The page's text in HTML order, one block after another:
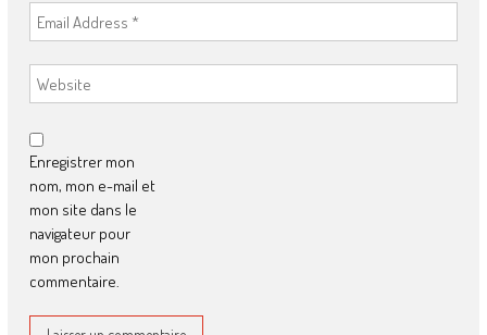
Enregistrer mon
nom, mon e-mail et
mon site dans le
navigateur pour
mon prochain
commentaire.